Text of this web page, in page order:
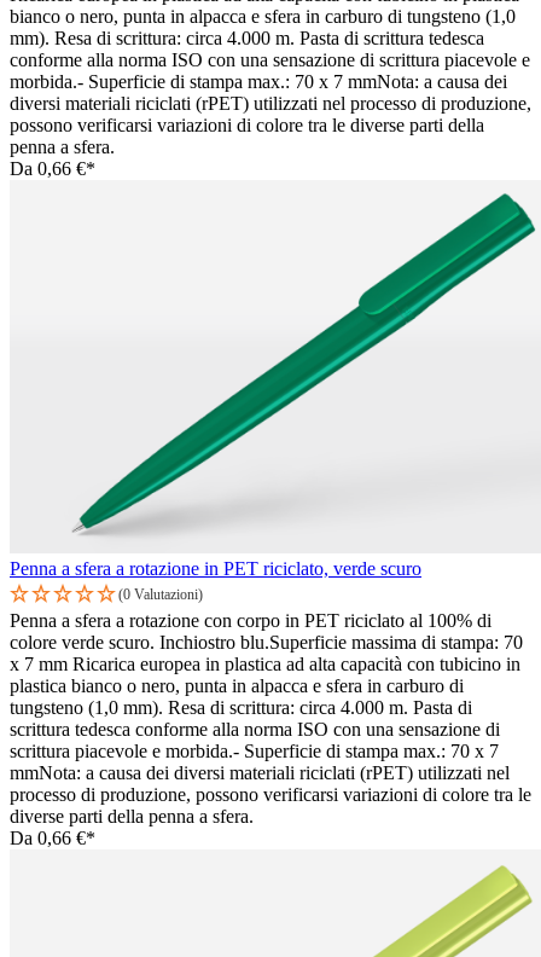
bianco o nero, punta in alpacca e sfera in carburo di tungsteno (1,0
mm). Resa di scrittura: circa 4.000 m. Pasta di scrittura tedesca
conforme alla norma ISO con una sensazione di scrittura piacevole e
morbida.- Superficie di stampa max.: 70 x 7 mmNota: a causa dei
diversi materiali riciclati (rPET) utilizzati nel processo di produzione,
possono verificarsi variazioni di colore tra le diverse parti della
penna a sfera.
Da 0,66 €*
Penna a sfera a rotazione in PET riciclato, verde scuro
(0 Valutazioni)
Penna a sfera a rotazione con corpo in PET riciclato al 100% di
colore verde scuro. Inchiostro blu.Superficie massima di stampa: 70
x 7 mm Ricarica europea in plastica ad alta capacità con tubicino in
plastica bianco o nero, punta in alpacca e sfera in carburo di
tungsteno (1,0 mm). Resa di scrittura: circa 4.000 m. Pasta di
scrittura tedesca conforme alla norma ISO con una sensazione di
scrittura piacevole e morbida.- Superficie di stampa max.: 70 x 7
mmNota: a causa dei diversi materiali riciclati (rPET) utilizzati nel
processo di produzione, possono verificarsi variazioni di colore tra le
diverse parti della penna a sfera.
Da 0,66 €*